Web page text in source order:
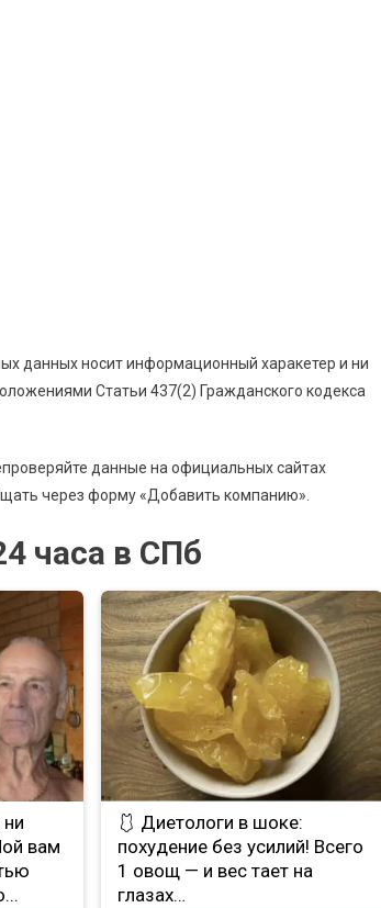
данных носит информационный харакетер и ни
Статьи 437(2) Гражданского кодекса
данные на официальных сайтах
через форму «Добавить компанию».
часа в СПб
вам
🩱 Диетологи в шоке:
похудение без усилий! Всего
1 овощ — и вес тает на
глазах…